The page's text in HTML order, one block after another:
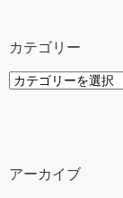
カテゴリー
カ
アーカイブ